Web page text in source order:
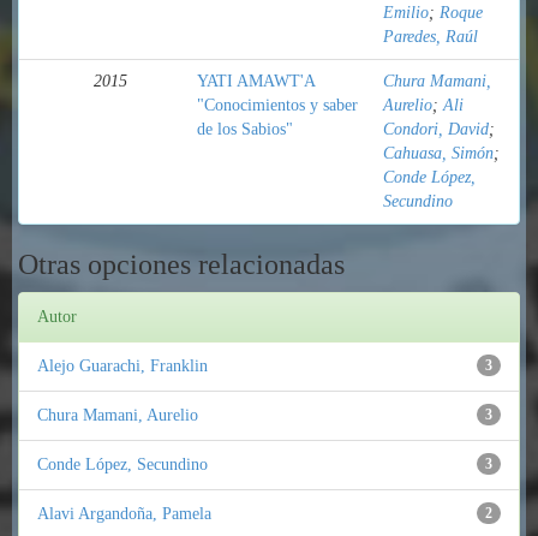
Emilio; Roque
Paredes, Raúl
2015
YATI AMAWT'A
"Conocimientos y saber
de los Sabios"
Chura Mamani,
Aurelio;Ali
Condori, David;
Cahuasa, Simón;
Conde López,
Secundino
Otras opciones relacionadas
Autor
3
Alejo Guarachi, Franklin
3
Chura Mamani, Aurelio
3
Conde López, Secundino
2
Alavi Argandoña, Pamela